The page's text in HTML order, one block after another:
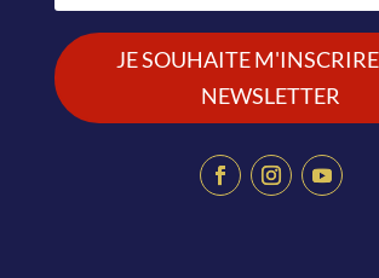
JE SOUHAITE
NEWSLETTER